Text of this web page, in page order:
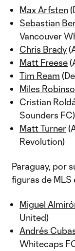
Max Arfsten
Sebastian
Vancouver
Chris Brady
Matt Freese
Tim Ream
Miles
Cristian
Sounders FC)
Matt Turner
Revolution)
Paraguay, por
figuras de MLS
Miguel
United)
Andrés
Whitecaps